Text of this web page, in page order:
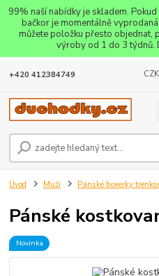
99% naší nabídky je skladem.
bačkor je momentálně
můžete položku přesto objednat,
výroby od 1 do 3 týdnů.
+420 412384749
Úvod Muži Pánské boxerky
Pánské
Novinka